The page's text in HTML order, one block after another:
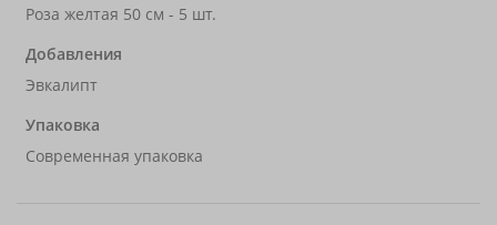
Роза желтая 50 см - 5 шт.
Добавления
Эвкалипт
Упаковка
Современная упаковка